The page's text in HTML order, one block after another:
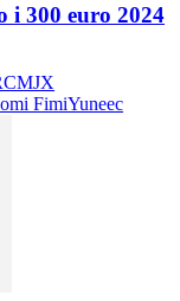
i 300 euro 2024
MJX
FimiYuneec